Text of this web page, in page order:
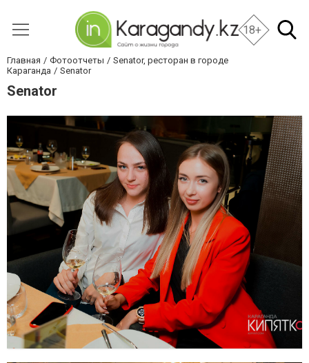
18+
Главная Фотоотчеты
Senator, ресторан в городе
Караганда
Senator
Senator